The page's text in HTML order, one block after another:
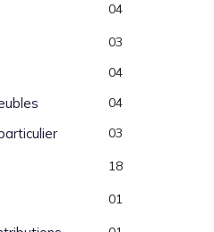
04
03
04
04
03
18
01